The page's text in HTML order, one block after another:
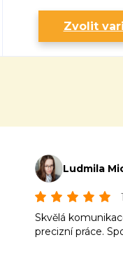
Zvolit
Ludmila
Skvělá
precizní práce.